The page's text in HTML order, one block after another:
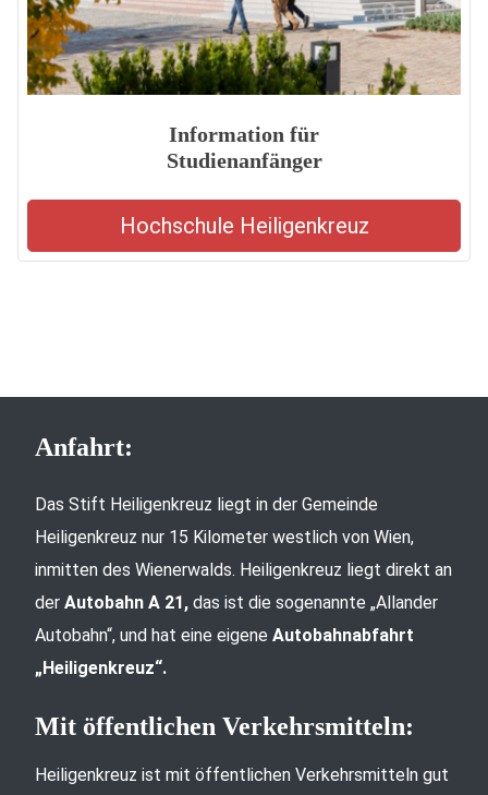
Information für
Studienanfänger
Hochschule Heiligenkreuz
Anfahrt:
Das Stift Heiligenkreuz liegt in der Gemeinde
Heiligenkreuz nur 15 Kilometer westlich von Wien,
inmitten des Wienerwalds. Heiligenkreuz liegt direkt an
der Autobahn A 21, das ist die sogenannte „Allander
Autobahn“, und hat eine eigene Autobahnabfahrt
„Heiligenkreuz“.
Mit öffentlichen Verkehrsmitteln:
Heiligenkreuz ist mit öffentlichen Verkehrsmitteln gut